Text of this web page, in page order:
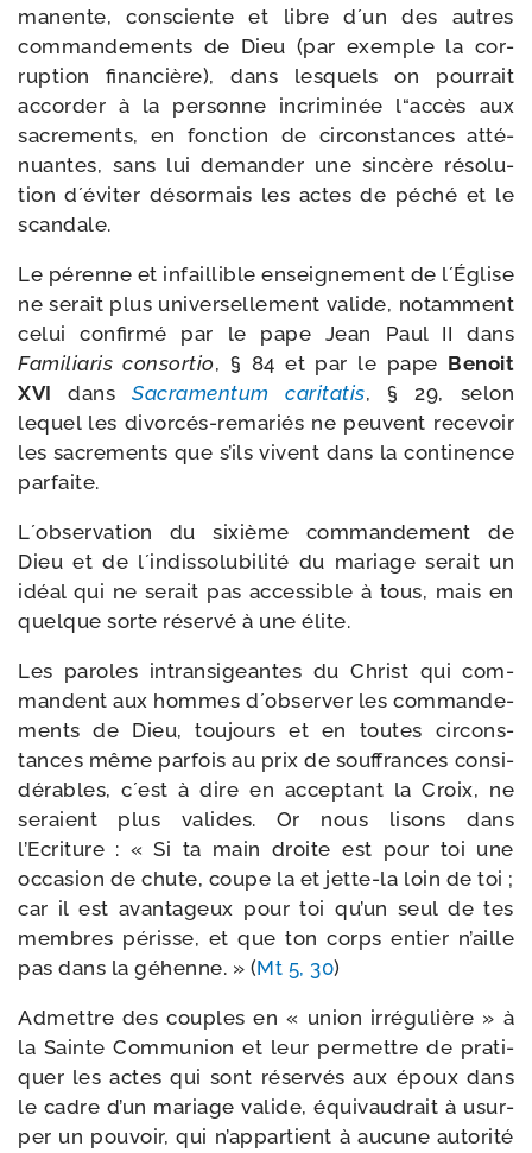
ma­nente, consciente et libre d´un des autres
com­man­de­ments de Dieu (par exemple la cor­
rup­tion finan­cière), dans les­quels on pour­rait
accor­der à la per­sonne incri­mi­née l“accès aux
sacre­ments, en fonc­tion de cir­cons­tances atté­
nuantes, sans lui deman­der une sin­cère réso­lu­
tion d´éviter désor­mais les actes de péché et le
scandale.
Le pérenne et infaillible ensei­gne­ment de l´Église
ne serait plus uni­ver­sel­le­ment valide, notam­ment
celui confir­mé par le pape Jean Paul II dans
Familiaris consor­tio, § 84 et par le pape Benoit
XVI dans Sacramentum cari­ta­tis, § 29, selon
lequel les divorcés-​remariés ne peuvent rece­voir
les sacre­ments que s’ils vivent dans la conti­nence
parfaite.
L´observation du sixième com­man­de­ment de
Dieu et de l´indissolubilité du mariage serait un
idéal qui ne serait pas acces­sible à tous, mais en
quelque sorte réser­vé à une élite.
Les paroles intran­si­geantes du Christ qui com­
mandent aux hommes d´observer les com­man­de­
ments de Dieu, tou­jours et en toutes cir­cons­
tances même par­fois au prix de souf­frances consi­
dé­rables, c´est à dire en accep­tant la Croix, ne
seraient plus valides. Or nous lisons dans
l’Ecriture : « Si ta main droite est pour toi une
occa­sion de chute, coupe la et jette-​la loin de toi ;
car il est avan­ta­geux pour toi qu’un seul de tes
membres périsse, et que ton corps entier n’aille
pas dans la géhenne. » (Mt 5, 30)
Admettre des couples en « union irré­gu­lière » à
la Sainte Communion et leur per­mettre de pra­ti­
quer les actes qui sont réser­vés aux époux dans
le cadre d’un mariage valide, équi­vau­drait à usur­
per un pou­voir, qui n’appartient à aucune auto­ri­té